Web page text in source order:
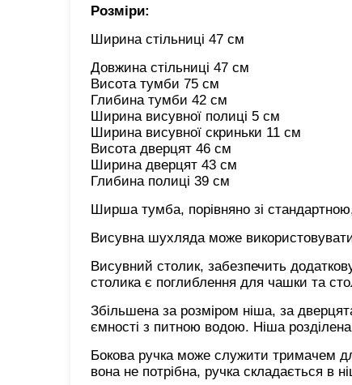
Розміри:
Ширина стільниці 47 см
Довжина стільниці 47 см
Висота тумби 75 см
Глибина тумби 42 см
Ширина висувної полиці 5 см
Ширина висувної скриньки 11 см
Висота дверцят 46 см
Ширина дверцят 43 см
Глибина полиці 39 см
Ширша тумба, порівняно зі
Висувна шухляда може
Висувний столик, забезпечить
столика є поглиблення для чашки та
Збільшена за розміром ніша, за
ємності з питною водою. Ніша
Бокова ручка може служити тримачем
вона не потрібна, ручка складається в